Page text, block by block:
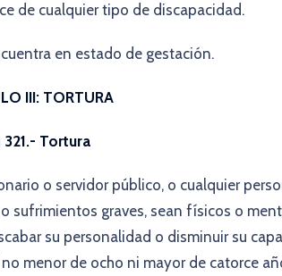
de cualquier tipo de discapacidad.
en estado de gestación.
III: TORTURA
Tortura
o servidor público, o cualquier
sufrimientos graves, sean físicos o
su personalidad o disminuir su
menor de ocho ni mayor de catorce